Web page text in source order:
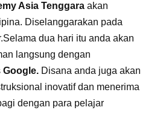
Asia Tenggara akan
Diselanggarakan pada
dua hari itu anda akan
langsung dengan
Google. Disana anda juga akan
inovatif dan menerima
dengan para pelajar